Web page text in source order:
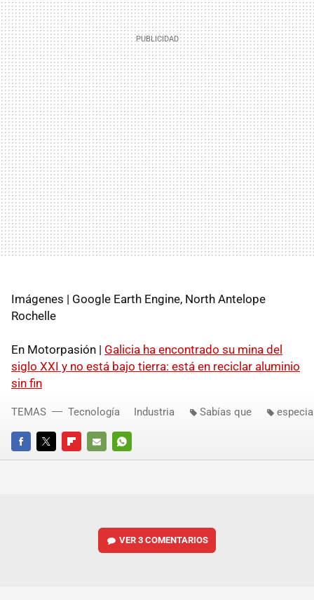
Imágenes | Google Earth Engine, North Antelope
Rochelle
En Motorpasión | Galicia ha encontrado su mina del
siglo XXI y no está bajo tierra: está en reciclar aluminio
sin fin
FACEBOOKTWITTERFLIPBOARD
E-
WHATSAPP
TEMAS Tecnología Industria Sabías que
VER3 COMENTARIOS